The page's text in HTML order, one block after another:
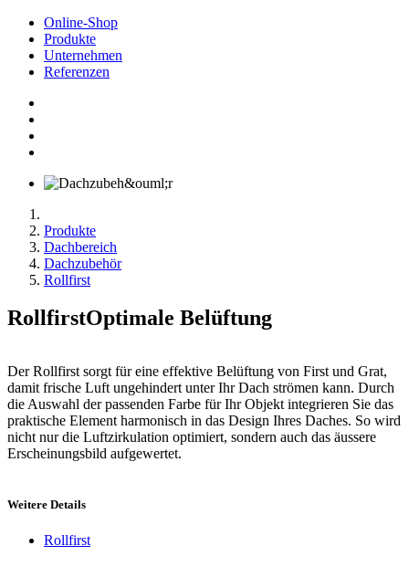
Online-Shop
Produkte
Unternehmen
Referenzen
Produkte
Dachbereich
Dachzubehör
Rollfirst
RollfirstOptimale Belüftung
Der Rollfirst sorgt für eine effektive Belüftung von First und Grat,
damit frische Luft ungehindert unter Ihr Dach strömen kann. Durch
die Auswahl der passenden Farbe für Ihr Objekt integrieren Sie das
praktische Element harmonisch in das Design Ihres Daches. So wird
nicht nur die Luftzirkulation optimiert, sondern auch das äussere
Erscheinungsbild aufgewertet.
Weitere Details
Rollfirst